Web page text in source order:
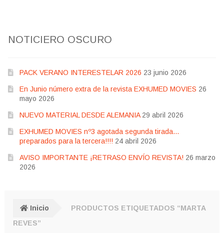
NOTICIERO OSCURO
PACK VERANO INTERESTELAR 2026 23 junio 2026
En Junio número extra de la revista EXHUMED MOVIES 26
mayo 2026
NUEVO MATERIAL DESDE ALEMANIA 29 abril 2026
EXHUMED MOVIES nº3 agotada segunda tirada…
preparados para la tercera!!!! 24 abril 2026
AVISO IMPORTANTE ¡RETRASO ENVÍO REVISTA! 26 marzo
2026
Inicio
PRODUCTOS ETIQUETADOS “MARTA
REVES”